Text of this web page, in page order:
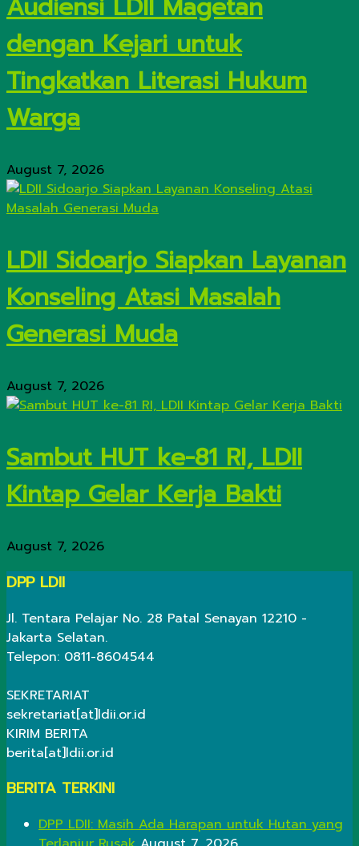
Audiensi LDII Magetan
dengan Kejari untuk
Tingkatkan Literasi Hukum
Warga
August 7, 2026
LDII Sidoarjo Siapkan Layanan
Konseling Atasi Masalah
Generasi Muda
August 7, 2026
Sambut HUT ke-81 RI, LDII
Kintap Gelar Kerja Bakti
August 7, 2026
DPP LDII
Jl. Tentara Pelajar No. 28 Patal Senayan 12210 -
Jakarta Selatan.
Telepon: 0811-8604544
SEKRETARIAT
sekretariat[at]ldii.or.id
KIRIM BERITA
berita[at]ldii.or.id
BERITA TERKINI
DPP LDII: Masih Ada Harapan untuk Hutan yang